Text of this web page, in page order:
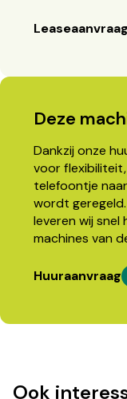
Leaseaanvraag
Deze
Dankzij onze
voor
telefoontje
wordt
leveren wij
machines van
Huuraanvraag
Ook